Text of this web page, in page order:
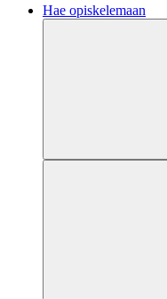
Hae opiskelemaan